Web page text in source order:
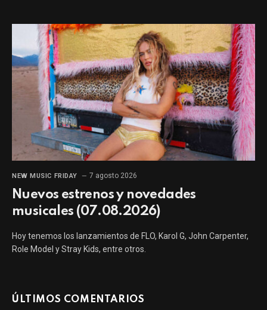
NEW MUSIC FRIDAY 7 agosto 2026
Nuevos estrenos y novedades
musicales (07.08.2026)
Hoy tenemos los lanzamientos de FLO, Karol G, John Carpenter,
Role Model y Stray Kids, entre otros.
ÚLTIMOS COMENTARIOS